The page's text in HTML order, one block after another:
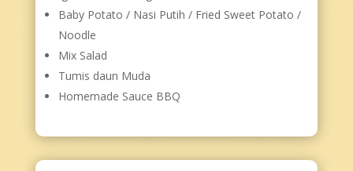
Baby Potato / Nasi Putih / Fried Sweet Potato /
Noodle
Mix Salad
Tumis daun Muda
Homemade Sauce BBQ